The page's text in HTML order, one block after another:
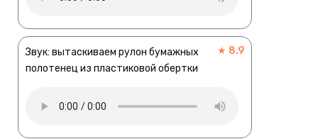
Звук: вытаскиваем рулон бумажных
полотенец из пластиковой обертки
★ 8.9